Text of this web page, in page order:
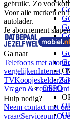
OPPO
gebruikt. Zo
Voor alle merken en
autolader.
Je abonnement
Ga naar
Telefoons met
vergelijkenInternet,
TVKoopjeskelder
Vragen & contact
Hulp nodig?
Neem contact met
vraagServicepunt